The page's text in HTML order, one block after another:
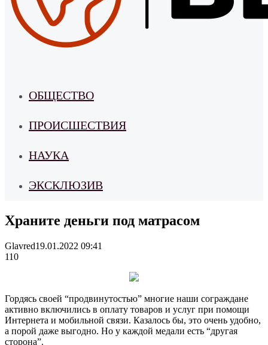
ОБЩЕСТВО
ПРОИСШЕСТВИЯ
НАУКА
ЭКСКЛЮЗИВ
Храните деньги под матрасом
Glavred19.01.2022 09:41
110
Гордясь своей “продвинутостью” многие наши сограждане
активно включились в оплату товаров и услуг при помощи
Интернета и мобильной связи. Казалось бы, это очень удобно,
а порой даже выгодно. Но у каждой медали есть “другая
сторона”.